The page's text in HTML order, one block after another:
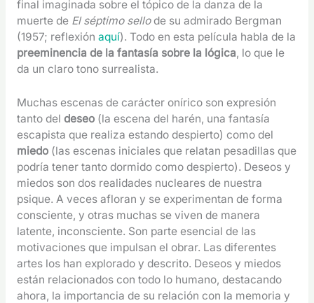
final imaginada sobre el tópico de la danza de la
muerte de El séptimo sellode su admirado Bergman
(1957; reflexión aquí). Todo en esta película habla de la
preeminencia de la fantasía sobre la lógica, lo que le
da un claro tono surrealista.
Muchas escenas de carácter onírico son expresión
tanto del deseo (la escena del harén, una fantasía
escapista que realiza estando despierto) como del
miedo (las escenas iniciales que relatan pesadillas que
podría tener tanto dormido como despierto). Deseos y
miedos son dos realidades nucleares de nuestra
psique. A veces afloran y se experimentan de forma
consciente, y otras muchas se viven de manera
latente, inconsciente. Son parte esencial de las
motivaciones que impulsan el obrar. Las diferentes
artes los han explorado y descrito. Deseos y miedos
están relacionados con todo lo humano, destacando
ahora, la importancia de su relación con la memoria y